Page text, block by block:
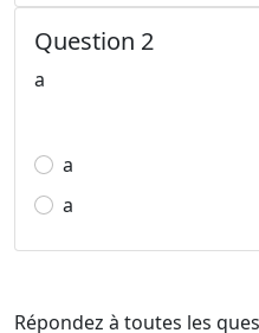
Question 2
а
а
а
Répondez à toutes les